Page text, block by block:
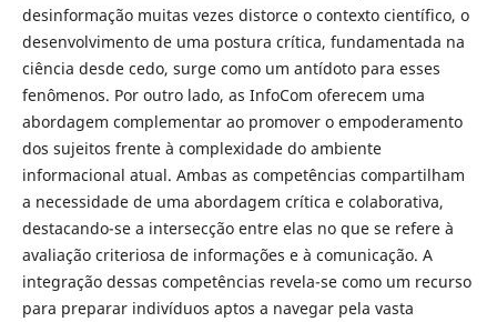
desinformação muitas vezes distorce o contexto científico, o
desenvolvimento de uma postura crítica, fundamentada na
ciência desde cedo, surge como um antídoto para esses
fenômenos. Por outro lado, as InfoCom oferecem uma
abordagem complementar ao promover o empoderamento
dos sujeitos frente à complexidade do ambiente
informacional atual. Ambas as competências compartilham
a necessidade de uma abordagem crítica e colaborativa,
destacando-se a intersecção entre elas no que se refere à
avaliação criteriosa de informações e à comunicação. A
integração dessas competências revela-se como um recurso
para preparar indivíduos aptos a navegar pela vasta